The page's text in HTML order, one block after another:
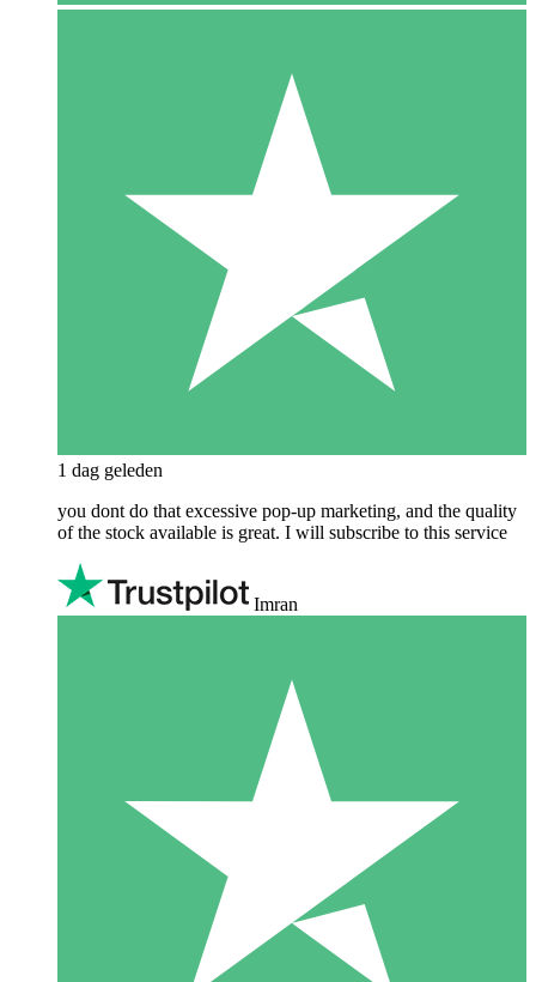
1 dag geleden
you dont do that excessive pop-up marketing, and the quality
of the stock available is great. I will subscribe to this service
Imran